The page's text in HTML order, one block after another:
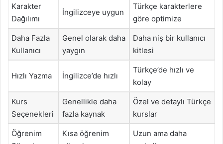
Karakter
Dağılımı
İngilizceye uygun
Türkçe karakterlere
göre optimize
Daha Fazla
Kullanıcı
Genel olarak daha
yaygın
Daha niş bir kullanıcı
kitlesi
Hızlı Yazma İngilizce’de hızlı
Türkçe’de hızlı ve
kolay
Kurs
Seçenekleri
Genellikle daha
fazla kaynak
Özel ve detaylı Türkçe
kurslar
Öğrenim
Kısa öğrenim
Uzun ama daha